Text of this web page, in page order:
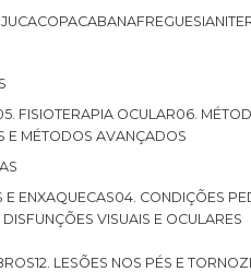
COPACABANA FREGUESIA
05. FISIOTERAPIA OCULAR
06.
E MÉTODOS AVANÇADOS
E ENXAQUECAS
04. CONDIÇÕES
DISFUNÇÕES VISUAIS E OCULARES
12. LESÕES NOS PÉS E